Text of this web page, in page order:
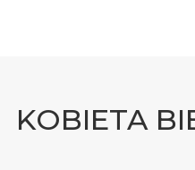
KOBIETA